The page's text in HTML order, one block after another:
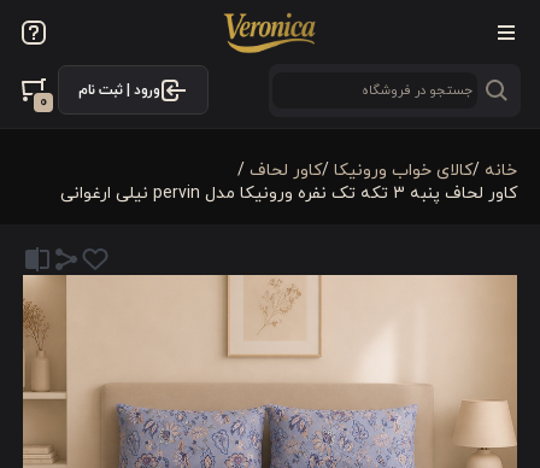
ورود | ثبت نام
0
خانه /کالای خواب ورونیکا /کاور لحاف /
کاور لحاف پنبه 3 تکه تک نفره ورونیکا مدل pervin نیلی ارغوانی